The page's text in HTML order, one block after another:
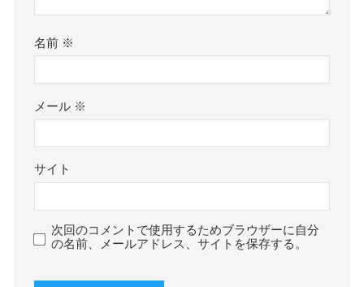
名前 ※
メール ※
サイト
次回のコメントで使用するためブラウザーに自分
の名前、メールアドレス、サイトを保存する。